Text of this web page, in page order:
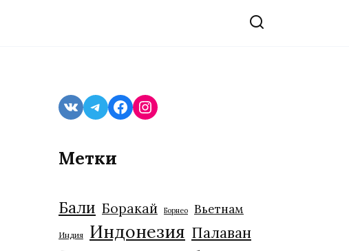
VKTelegram
Facebook
Instagram
Метки
Бали Боракай Борнео Вьетнам
Индия Индонезия Палаван